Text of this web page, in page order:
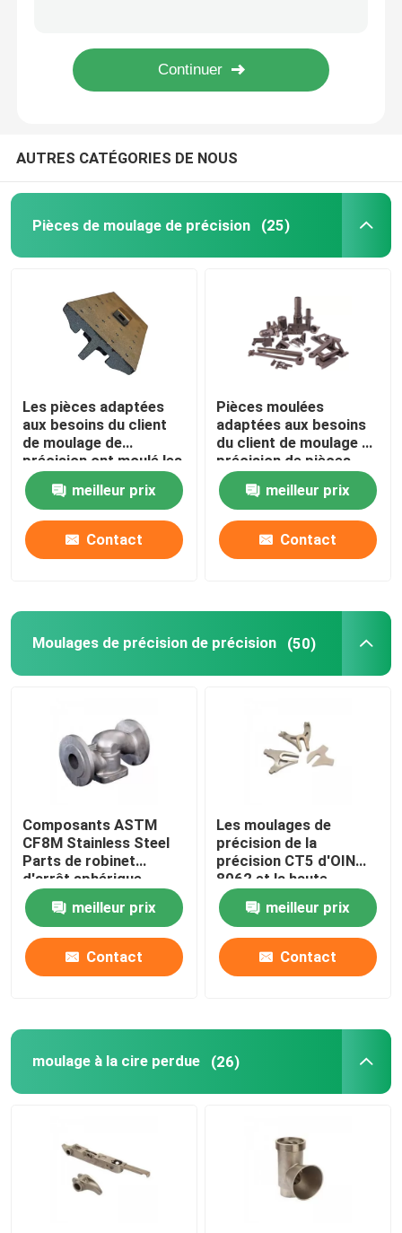
Pièces de usinage de précision de commande
Pièces de machine d'ingénierie de commande
Pièces de machines de nourriture
Pièces de valve de pompe
Moulages de précision aérospatiaux
Garnitures d'Electric Power
Pièces de fraisage CNC
La commande numérique par ordinateur a tourné des
Pièces de fraisage de rotation de commande
AUTRES CATÉGORIES DE NOUS
Pièces de moulage de précision (25)
Les pièces adaptées
aux besoins du client
de moulage de
précision ont moulé les
grilles industrielles
d'acier inoxydable
meilleur prix
Contact
Pièces moulées
adaptées aux besoins
du client de moulage de
précision de pièces
fabriquées en Chine
meilleur prix
Contact
Moulages de précision de précision (50)
Composants ASTM
CF8M Stainless Steel
Parts de robinet
d'arrêt sphérique
d'industrie médicale
meilleur prix
Contact
Les moulages de
précision de la
précision CT5 d'OIN
8062 et la haute
précision ont usiné des
composantsmeilleur prix
Contact
moulage à la cire perdue (26)